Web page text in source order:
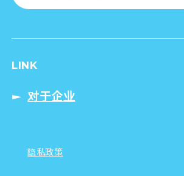
LINK
对于企业
隐私政策